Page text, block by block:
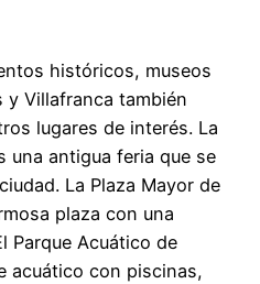
históricos, museos
y Villafranca también
lugares de interés. La
una antigua feria que se
La Plaza Mayor de
plaza con una
Parque Acuático de
acuático con piscinas,